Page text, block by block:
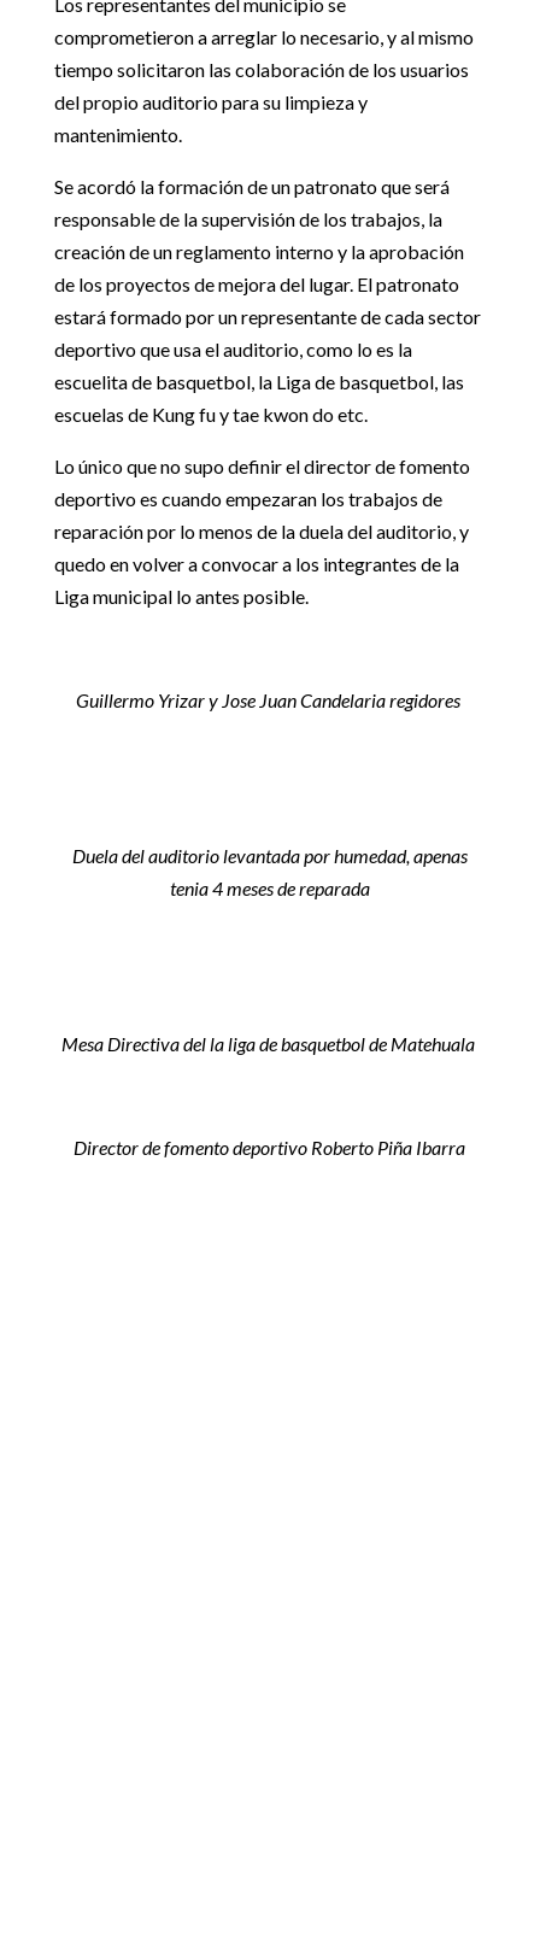
comprometieron a arreglar lo necesario, y al mismo
tiempo solicitaron las colaboración de los usuarios
del propio auditorio para su limpieza y
mantenimiento.
Se acordó la formación de un patronato que será
responsable de la supervisión de los trabajos, la
creación de un reglamento interno y la aprobación
de los proyectos de mejora del lugar. El patronato
estará formado por un representante de cada sector
deportivo que usa el auditorio, como lo es la
escuelita de basquetbol, la Liga de basquetbol, las
escuelas de Kung fu y tae kwon do etc.
Lo único que no supo definir el director de fomento
deportivo es cuando empezaran los trabajos de
reparación por lo menos de la duela del auditorio, y
quedo en volver a convocar a los integrantes de la
Liga municipal lo antes posible.
Guillermo Yrizar y Jose Juan Candelaria regidores
Duela del auditorio levantada por humedad, apenas
tenia 4 meses de reparada
Mesa Directiva del la liga de basquetbol de Matehuala
Director de fomento deportivo Roberto Piña Ibarra